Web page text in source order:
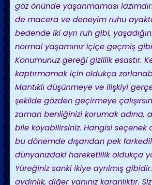
göz önünde yaşanmaması
de macera ve deneyim ruhu
bedende iki ayrı ruh gibi,
normal yaşamınız içiçe geçmiş
Konumunuz gereği gizlilik esastır.
kaptırmamak için oldukça
Mantıklı düşünmeye ve ilişkiyi
şekilde gözden geçirmeye
zaman benliğinizi korumak adına,
bile koyabilirsiniz. Hangisi seçenek
bu dönemde dışarıdan pek
dünyanızdaki hareketlilik oldukça
Yüreğiniz sanki ikiye ayrılmış gibidir.
aydınlık, diğer yanınız karanlıktır.